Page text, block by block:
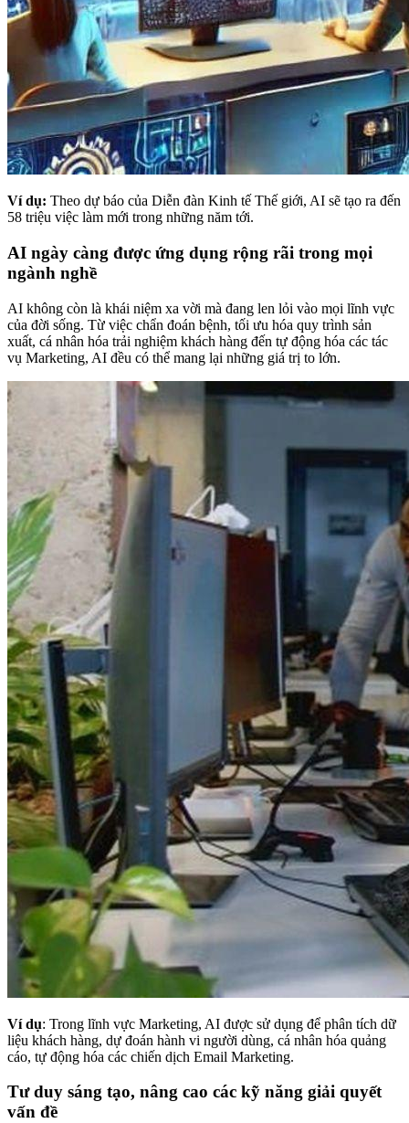
Ví dụ: Theo dự báo của Diễn đàn Kinh tế Thế giới, AI sẽ tạo ra đến
58 triệu việc làm mới trong những năm tới.
AI ngày càng được ứng dụng rộng rãi trong mọi
ngành nghề
AI không còn là khái niệm xa vời mà đang len lỏi vào mọi lĩnh vực
của đời sống. Từ việc chẩn đoán bệnh, tối ưu hóa quy trình sản
xuất, cá nhân hóa trải nghiệm khách hàng đến tự động hóa các tác
vụ Marketing, AI đều có thể mang lại những giá trị to lớn.
Ví dụ: Trong lĩnh vực Marketing, AI được sử dụng để phân tích dữ
liệu khách hàng, dự đoán hành vi người dùng, cá nhân hóa quảng
cáo, tự động hóa các chiến dịch Email Marketing.
Tư duy sáng tạo, nâng cao các kỹ năng giải quyết
vấn đề